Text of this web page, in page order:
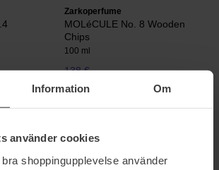
Information Om
använder cookies
shoppingupplevelse använder
Zarkoperfume
MOLéCULE No. 8 Wooden
Chips
100 ml
138 €
op voorraad
100 ml
138 €